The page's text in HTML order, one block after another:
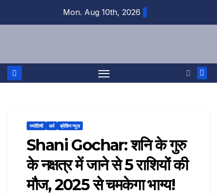
Mon. Aug 10th, 2026
ज्योतिषी धर्म ब्रेकिंग न्यूज़
Shani Gochar: शनि के गुरु
के नक्षत्र में जाने से 5 राशियों की
मौज, 2025 से चमकेगा भाग्य!